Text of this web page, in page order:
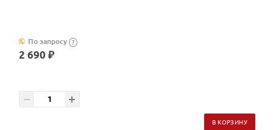
По запросу ?
2 690 ₽
В КОРЗИНУ